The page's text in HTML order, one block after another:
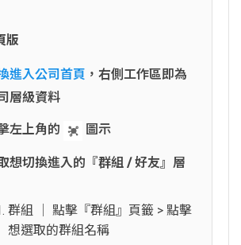
版
進入公司首頁 ，右側工作區即為
層級資料
左上角的 圖示
想切換進入的『群組 / 好友』層
群組 │ 點擊『群組』頁籤 > 點擊
想選取的群組名稱